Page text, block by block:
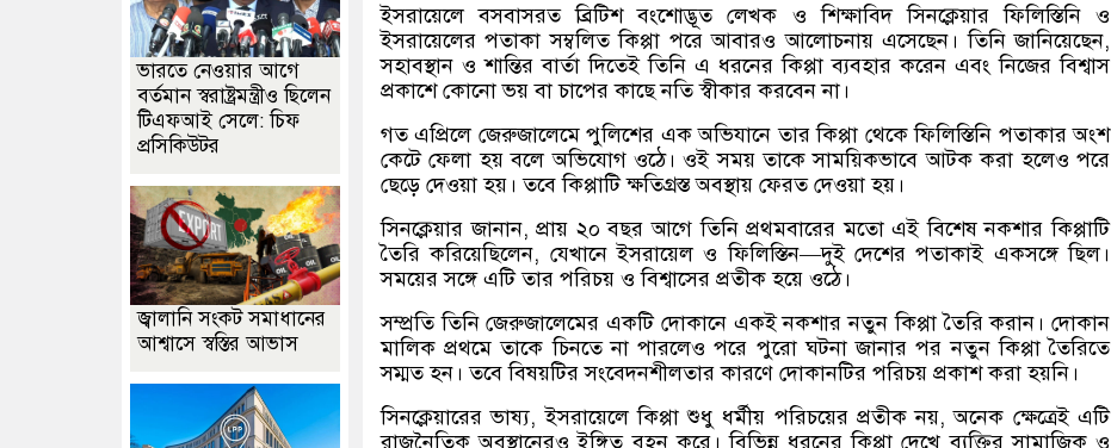
ইসরায়েলে বসবাসরত ব্রিটিশ বংশোদ্ভূত লেখক ও শিক্ষাবিদ সিনক্লেয়ার ফিলিস্তিনি ও
ইসরায়েলের পতাকা সম্বলিত কিপ্পা পরে আবারও আলোচনায় এসেছেন। তিনি জানিয়েছেন,
সহাবস্থান ও শান্তির বার্তা দিতেই তিনি এ ধরনের কিপ্পা ব্যবহার করেন এবং নিজের বিশ্বাস
প্রকাশে কোনো ভয় বা চাপের কাছে নতি স্বীকার করবেন না।
গত এপ্রিলে জেরুজালেমে পুলিশের এক অভিযানে তার কিপ্পা থেকে ফিলিস্তিনি পতাকার অংশ
কেটে ফেলা হয় বলে অভিযোগ ওঠে। ওই সময় তাকে সাময়িকভাবে আটক করা হলেও পরে
ছেড়ে দেওয়া হয়। তবে কিপ্পাটি ক্ষতিগ্রস্ত অবস্থায় ফেরত দেওয়া হয়।
সিনক্লেয়ার জানান, প্রায় ২০ বছর আগে তিনি প্রথমবারের মতো এই বিশেষ নকশার কিপ্পাটি
তৈরি করিয়েছিলেন, যেখানে ইসরায়েল ও ফিলিস্তিন—দুই দেশের পতাকাই একসঙ্গে ছিল।
সময়ের সঙ্গে এটি তার পরিচয় ও বিশ্বাসের প্রতীক হয়ে ওঠে।
সম্প্রতি তিনি জেরুজালেমের একটি দোকানে একই নকশার নতুন কিপ্পা তৈরি করান। দোকান
মালিক প্রথমে তাকে চিনতে না পারলেও পরে পুরো ঘটনা জানার পর নতুন কিপ্পা তৈরিতে
সম্মত হন। তবে বিষয়টির সংবেদনশীলতার কারণে দোকানটির পরিচয় প্রকাশ করা হয়নি।
সিনক্লেয়ারের ভাষ্য, ইসরায়েলে কিপ্পা শুধু ধর্মীয় পরিচয়ের প্রতীক নয়, অনেক ক্ষেত্রেই এটি
রাজনৈতিক অবস্থানেরও ইঙ্গিত বহন করে। বিভিন্ন ধরনের কিপ্পা দেখে ব্যক্তির সামাজিক ও
ভারতে নেওয়ার আগে
বর্তমান স্বরাষ্ট্রমন্ত্রীও ছিলেন
টিএফআই সেলে: চিফ
প্রসিকিউটর
জ্বালানি সংকট সমাধানের
আশ্বাসে স্বস্তির আভাস